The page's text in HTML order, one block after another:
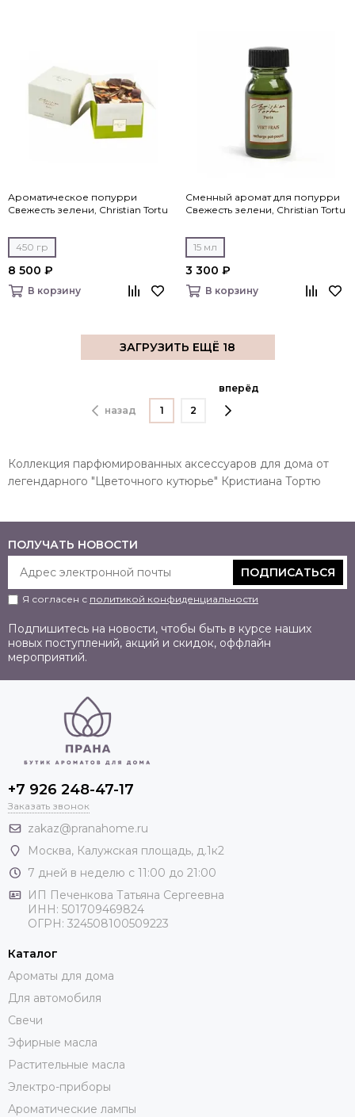
Ароматическое попурри
Свежесть зелени, Christian Tortu
450 гр
8 500 ₽
В корзину
Сменный аромат для попурри
Свежесть зелени, Christian Tortu
15 мл
3 300 ₽
В корзину
ЗАГРУЗИТЬ ЕЩЁ 18
назад 1 2
вперёд
Коллекция парфюмированных аксессуаров для дома от
легендарного "Цветочного кутюрье" Кристиана Тортю
ПОЛУЧАТЬ НОВОСТИ
ПОДПИСАТЬСЯ
Я согласен с политикой конфиденциальности
Подпишитесь на новости, чтобы быть в курсе наших
новых поступлений, акций и скидок, оффлайн
мероприятий.
+7 926 248-47-17
Заказать звонок
zakaz@pranahome.ru
Москва, Калужская площадь, д.1к2
7 дней в неделю с 11:00 до 21:00
ИП Печенкова Татьяна Сергеевна
ИНН: 501709469824
ОГРН: 324508100509223
Каталог
Ароматы для дома
Для автомобиля
Свечи
Эфирные масла
Растительные масла
Электро-приборы
Ароматические лампы